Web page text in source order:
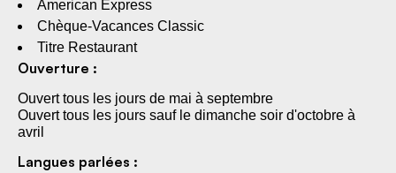
American Express
Chèque-Vacances Classic
Titre Restaurant
Ouverture :
Ouvert tous les jours de mai à septembre
Ouvert tous les jours sauf le dimanche soir d'octobre à
avril
Langues parlées :